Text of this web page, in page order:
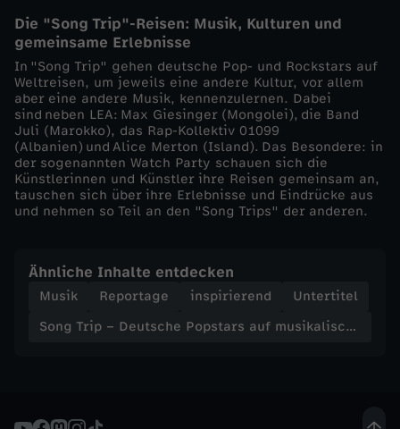
u
f
m
u
s
k
a
Die "Song Trip"-Reisen: Musik, Kulturen und
gemeinsame Erlebnisse
In "Song Trip" gehen deutsche Pop- und Rockstars auf
Weltreisen, um jeweils eine andere Kultur, vor allem
aber eine andere Musik, kennenzulernen. Dabei
sind neben LEA: Max Giesinger (Mongolei), die Band
Juli (Marokko), das Rap-Kollektiv 01099
(Albanien) und Alice Merton (Island). Das Besondere: in
der sogenannten Watch Party schauen sich die
Künstlerinnen und Künstler ihre Reisen gemeinsam an,
tauschen sich über ihre Erlebnisse und Eindrücke aus
und nehmen so Teil an den "Song Trips" der anderen.
Ähnliche Inhalte entdecken
Musik Reportage inspirierend
Untertitel
Song Trip – Deutsche Popstars auf musikalischer Reise